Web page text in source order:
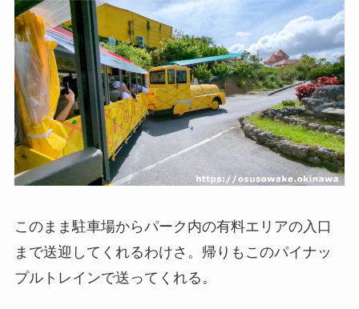
このまま駐車場からパーク内の有料エリアの入口
まで送迎してくれるわけさ。帰りもこのパイナッ
プルトレインで送ってくれる。